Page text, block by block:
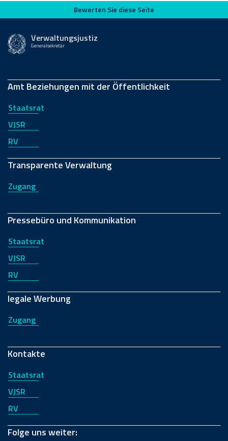
Bewerten Sie diese Seite
Bewerten Sie diese Seite
Verwaltungsjustiz
Generalsekretär
Amt Beziehungen mit der Öffentlichkeit
Staatsrat
VJSR
RV
Transparente Verwaltung
Zugang
Pressebüro und Kommunikation
Staatsrat
VJSR
RV
legale Werbung
Zugang
Kontakte
Staatsrat
VJSR
RV
Folge uns weiter: